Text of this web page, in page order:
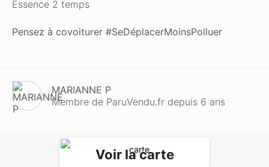
Essence 2 temps
Pensez à covoiturer #SeDéplacerMoinsPolluer
MARIANNE P
Membre de ParuVendu.fr depuis 6 ans
Voir la carte